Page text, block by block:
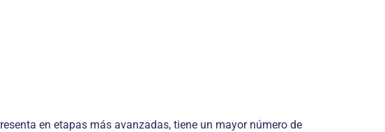
en etapas más avanzadas, tiene un mayor número de